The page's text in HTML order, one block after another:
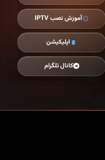
آموزش نصب IPTV
اپلیکیشن
کانال تلگرام